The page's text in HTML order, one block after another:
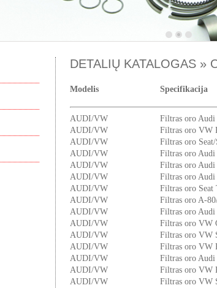
DETALIŲ KATALOGAS »
Modelis Specifikacija
AUDI/VW Filtras oro Audi
AUDI/VW
Filtras oro VW
AUDI/VW
Filtras oro
AUDI/VW
Filtras oro
AUDI/VW
Filtras oro
AUDI/VW
Filtras oro
AUDI/VW
Filtras oro Seat
AUDI/VW
Filtras oro A-
AUDI/VW
Filtras oro
AUDI/VW
Filtras oro VW
AUDI/VW
Filtras oro VW
AUDI/VW
Filtras oro VW
AUDI/VW
Filtras oro
AUDI/VW
Filtras oro VW
AUDI/VW
Filtras oro VW